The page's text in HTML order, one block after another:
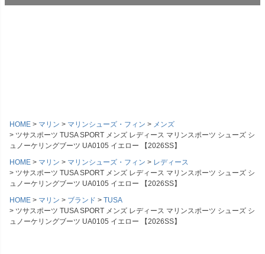
HOME マリン マリンシューズ・フィン
メンズ
ツサスポーツ TUSA SPORT メンズ レディース マリンスポーツ シューズ シ
ュノーケリングブーツ UA0105 イエロー 【2026SS】
HOME
マリン マリンシューズ・フィン
レディース
ツサスポーツ TUSA SPORT メンズ レディース マリンスポーツ シューズ シ
ュノーケリングブーツ UA0105 イエロー 【2026SS】
HOME
マリン ブランド
TUSA
ツサスポーツ TUSA SPORT メンズ レディース マリンスポーツ シューズ シ
ュノーケリングブーツ UA0105 イエロー 【2026SS】